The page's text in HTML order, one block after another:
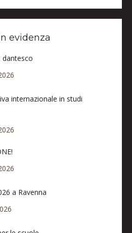
evidenza
dantesco
internazionale in studi
a Ravenna